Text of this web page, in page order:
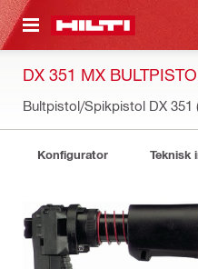
GÅ TILL HUVUDSIDAN
DX 351 MX
Bultpistol/Spikpistol DX 351
Konfigurator Teknisk